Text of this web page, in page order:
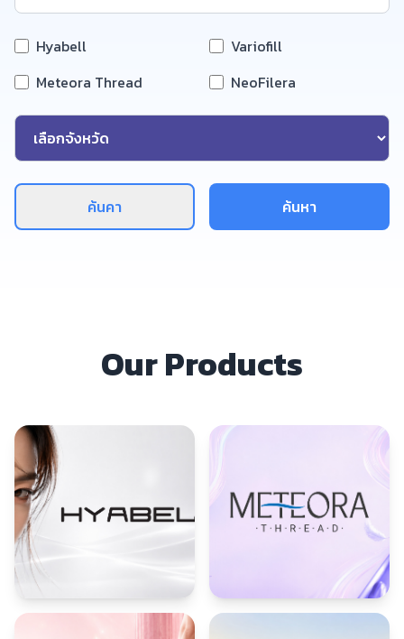
Hyabell
Variofill
Meteora Thread
NeoFilera
ค้นคา ค้นหา
Our Products